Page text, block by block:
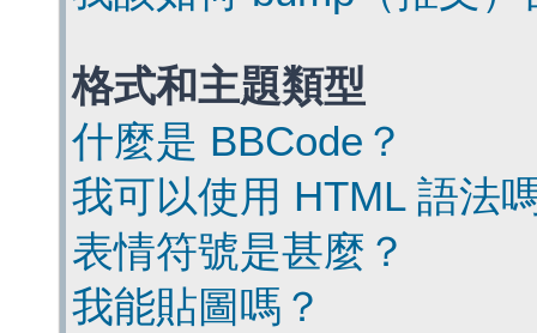
格式和主題類型
什麼是 BBCode？
我可以使用 HTML 語法
表情符號是甚麼？
我能貼圖嗎？